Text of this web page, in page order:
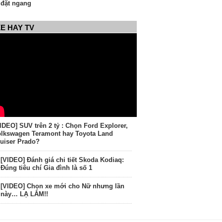
đặt ngang
HAY TV
SUV trên 2 tỷ : Chọn Ford Explorer,
Teramont hay Toyota Land
Prado?
[VIDEO] Đánh giá chi tiết Skoda Kodiaq:
Đúng tiêu chí Gia đình là số 1
[VIDEO] Chọn xe mới cho Nữ nhưng lần
này… LẠ LẮM!!